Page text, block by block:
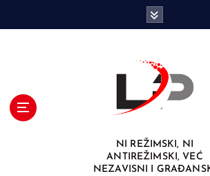
NI REŽIMSKI, NI
ANTIREŽIMSKI, VEĆ
NEZAVISNI I